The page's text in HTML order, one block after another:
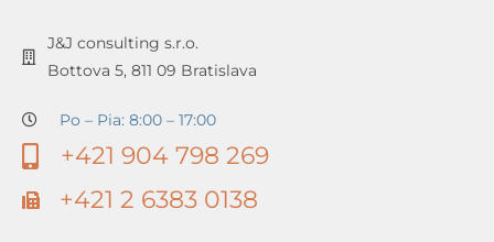
J&J consulting s.r.o.
Bottova 5, 811 09 Bratislava
Po – Pia: 8:00 – 17:00
+421 904 798 269
+421 2 6383 0138